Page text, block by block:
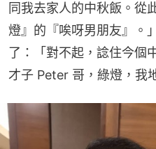
同我去家人的中秋飯。從
燈』的『唉呀男朋友』。
了：「對不起，諗住今個
才子 Peter 哥，綠燈，我